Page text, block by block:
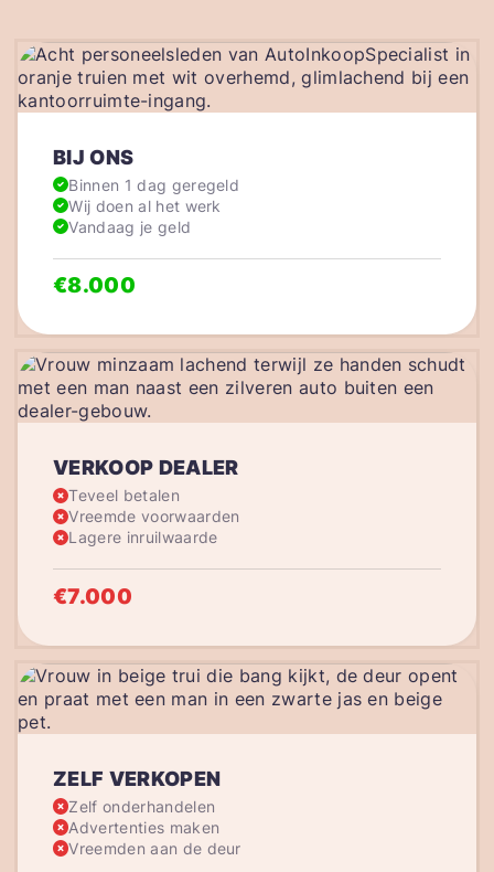
VERKOOP DEALER
Teveel betalen
Vreemde voorwaarden
Lagere inruilwaarde
€7.000
BIJ ONS
Binnen 1 dag geregeld
Wij doen al het werk
Vandaag je geld
€8.000
ZELF VERKOPEN
Zelf onderhandelen
Advertenties maken
Vreemden aan de deur